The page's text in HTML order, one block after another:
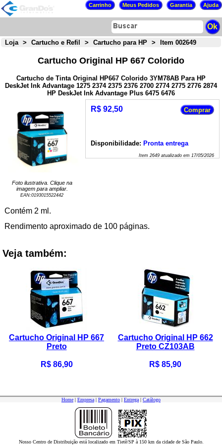
Loja > Cartucho e Refil > Cartucho para HP > Item 002649
Cartucho Original HP 667 Colorido
Cartucho de Tinta Original HP667 Colorido 3YM78AB Para HP
DeskJet Ink Advantage 1275 2374 2375 2376 2700 2774 2775 2776 2874
HP DeskJet Ink Advantage Plus 6475 6476
Foto ilustrativa. Clique na
imagem para ampliar.
EAN:0193015522442
R$ 92,50
Disponibilidade: Pronta entrega
Item 2649atualizado em 17/05/2026
Contém 2 ml.
Rendimento aproximado de 100 páginas.
Veja também:
Cartucho Original HP 667
Preto
R$ 86,90
Cartucho Original HP 662
Preto CZ103AB
R$ 85,90
Home | Empresa| Pagamento | Entrega| Catálogo
Nosso Centro de Distribuição está localizado em Tietê/SP à 150 km da cidade de São Paulo.